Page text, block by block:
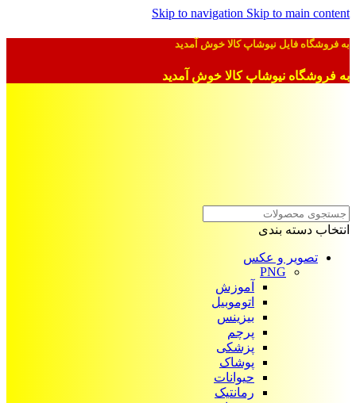
Skip to navigation Skip to main content
به فروشگاه فایل نیوشاپ کالا خوش آمدید
به فروشگاه نیوشاپ کالا خوش آمدید
انتخاب دسته بندی
تصویر و عکس
PNG
آموزش
اتوموبیل
بیزینس
پرچم
پزشکی
پوشاک
حیوانات
رمانتیک